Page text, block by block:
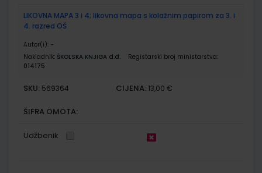
LIKOVNA MAPA 3 i 4; likovna mapa s kolažnim papirom za 3. i
4. razred OŠ
Autor(i): -
Nakladnik: ŠKOLSKA KNJIGA d.d.
Registarski broj ministarstva:
014175
SKU: 569364 CIJENA: 13,00 €
ŠIFRA OMOTA:
Udžbenik